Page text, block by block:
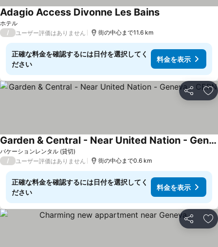
ホテル
Adagio Access Divonne Les Bains
/ ユーザー評価はありません 街の中心まで11.6 km
正確な料金を確認するには日付を選択してく
ださい
料金を表示
シェア お
バケーションレンタル (貸切)
Garden & Central - Near United Nation - Geneva - CERN
/ ユーザー評価はありません 街の中心まで0.6 km
正確な料金を確認するには日付を選択してく
ださい
料金を表示
シェア お